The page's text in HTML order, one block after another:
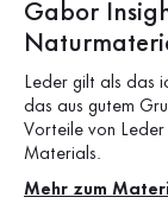
Gabor
Leder gilt als das
das aus gutem
Vorteile von Leder
Materials.
Mehr zum